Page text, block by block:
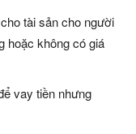
tài sản cho người
hoặc không có giá
vay tiền nhưng